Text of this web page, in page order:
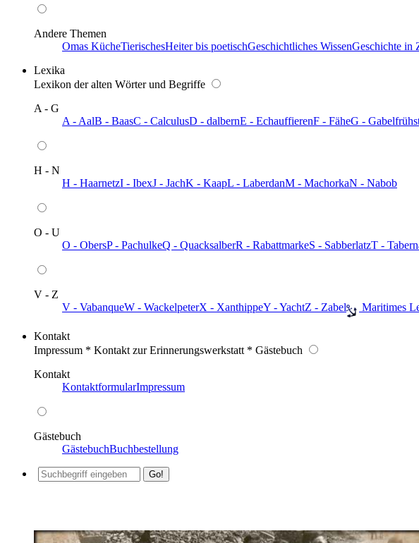
Andere Themen
Omas KücheTierischesHeiter bis poetischGeschichtliches WissenGeschichte in
Lexika
Lexikon der alten Wörter und Begriffe
A - G
A - AalB - BaasC - CalculusD - dalbernE - EchauffierenF - FäheG -
H - N
H - HaarnetzI - IbexJ - JachK - KaapL - LaberdanM - MachorkaN - Nabob
O - U
O - ObersP - PachulkeQ - QuacksalberR - RabattmarkeS - SabberlatzT -
V - Z
V - VabanqueW - WackelpeterX - XanthippeY - YachtZ - Zabel Maritimes
Kontakt
Impressum * Kontakt zur Erinnerungswerkstatt * Gästebuch
Kontakt
KontaktformularImpressum
Gästebuch
GästebuchBuchbestellung